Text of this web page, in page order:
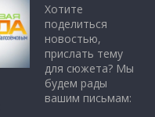
Хотите
поделиться
новостью,
прислать тему
для сюжета? Мы
будем рады
вашим письмам: